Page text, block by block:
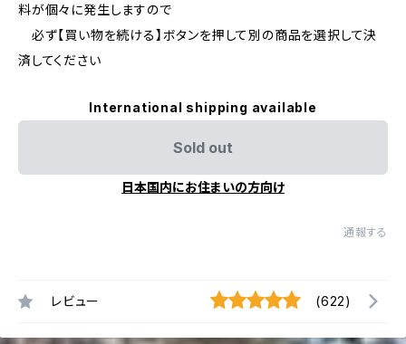
料が個々に発生しますので
必ず【買い物を続ける】ボタンを押して別の商品を選択して決
済してください
International shipping available
Sold out
日本国内にお住まいの方向け
通報する
レビュー (622)